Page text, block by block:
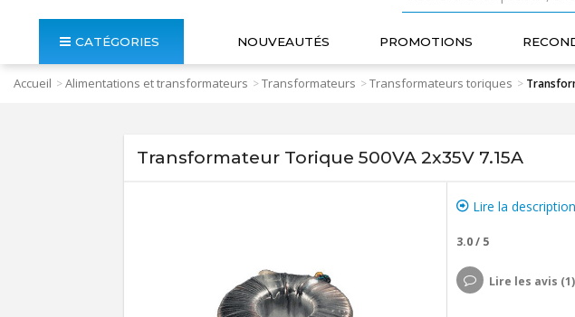
CATÉGORIES NOUVEAUTÉS PROMOTIONS
Accueil >Alimentations et transformateurs >Transformateurs >Transformateurs toriques >
Transformateur Torique 500VA 2x35V 7.15A
Lire la
3.0/ 5
Lire les avis (1)